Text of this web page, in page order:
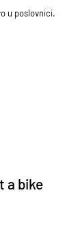
u poslovnici.
a bike